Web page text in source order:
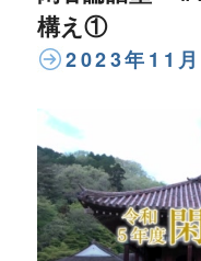
構え①
2023年11